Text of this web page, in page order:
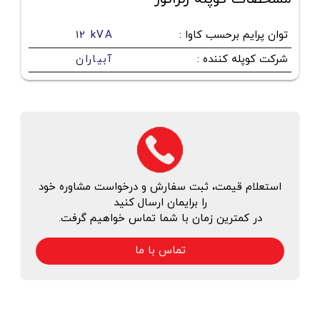
توان پرایم برحسب کاوا :
12 kVA
شرکت کوپله کننده : آبیاران
استعلام قیمت، ثبت سفارش و درخواست مشاوره خود
را برایمان ارسال کنید
در کمترین زمان با شما تماس خواهیم گرفت.
تماس با ما